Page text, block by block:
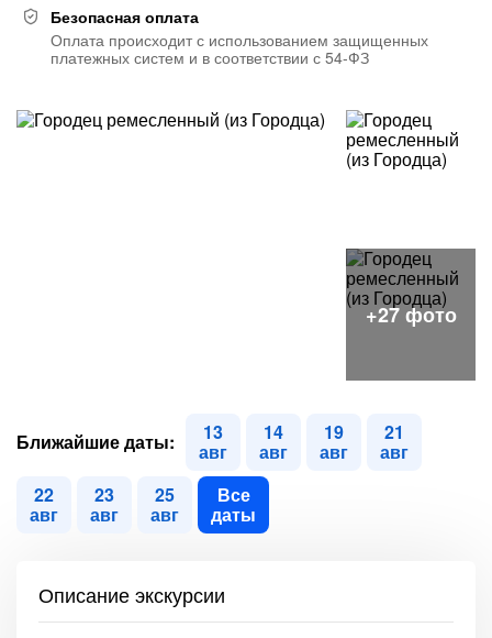
Безопасная оплата
Оплата происходит с использованием защищенных
платежных систем и в соответствии с 54-ФЗ
Ближайшие даты: 13
авг
14
авг
19
авг
21
авг
22
авг
23
авг
25
авг
Все
даты
Описание экскурсии